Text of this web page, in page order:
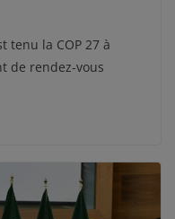
tenu la COP 27 à
de rendez-vous